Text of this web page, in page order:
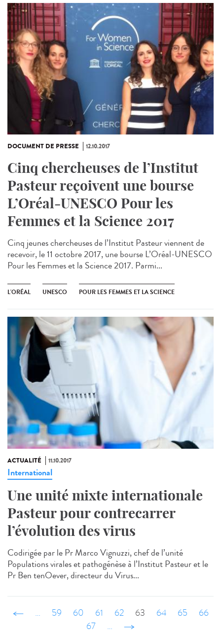
DOCUMENT DE PRESSE 12.10.2017
Cinq chercheuses de l’Institut
Pasteur reçoivent une bourse
L’Oréal-UNESCO Pour les
Femmes et la Science 2017
Cinq jeunes chercheuses de l’Institut Pasteur viennent de
recevoir, le 11 octobre 2017, une bourse L’Oréal-UNESCO
Pour les Femmes et la Science 2017. Parmi...
L'ORÉAL UNESCO POUR LES FEMMES ET LA SCIENCE
ACTUALITÉ 11.10.2017
International
Une unité mixte internationale
Pasteur pour contrecarrer
l’évolution des virus
Codirigée par le Pr Marco Vignuzzi, chef de l’unité
Populations virales et pathogénèse à l’Institut Pasteur et le
Pr Ben tenOever, directeur du Virus...
‹ précédent
… 59 60 61 62 63 64 65
66
67
… suivant ›